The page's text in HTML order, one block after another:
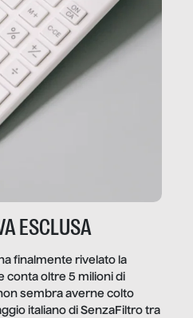
ESCLUSA
finalmente rivelato la
conta oltre 5 milioni di
sembra averne colto
italiano di SenzaFiltro tra